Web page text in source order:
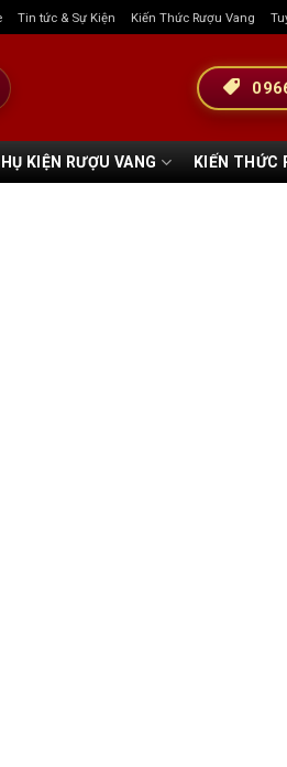
Tin tức & Sự Kiện Kiến Thức Rượu Vang
KIỆN RƯỢU VANG KIẾN THỨC